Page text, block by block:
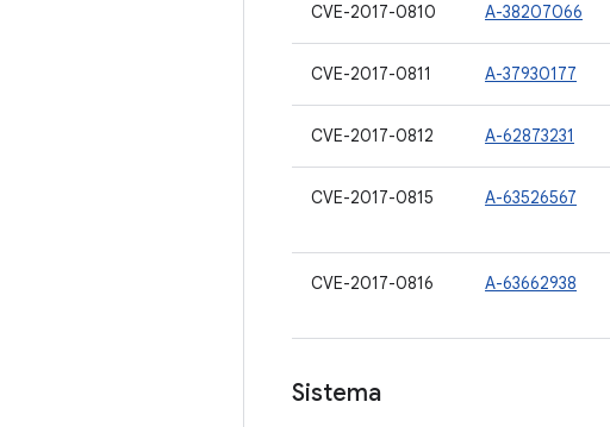
CVE-2017-0810 A-38207066
CVE-2017-0811 A-37930177
CVE-2017-0812 A-62873231
CVE-2017-0815 A-63526567
CVE-2017-0816 A-63662938
Sistema